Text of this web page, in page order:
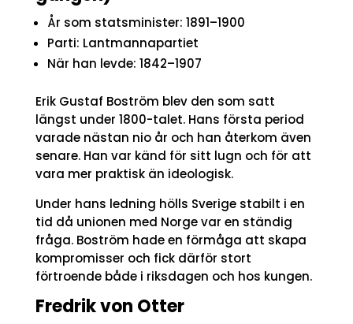
År som statsminister: 1891–1900
Parti: Lantmannapartiet
När han levde: 1842–1907
Erik Gustaf Boström blev den som satt
längst under 1800-talet. Hans första period
varade nästan nio år och han återkom även
senare. Han var känd för sitt lugn och för att
vara mer praktisk än ideologisk.
Under hans ledning hölls Sverige stabilt i en
tid då unionen med Norge var en ständig
fråga. Boström hade en förmåga att skapa
kompromisser och fick därför stort
förtroende både i riksdagen och hos kungen.
Fredrik von Otter